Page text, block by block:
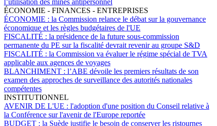
ÉCONOMIE - FINANCES - ENTREPRISES
ÉCONOMIE : la Commission relance le débat sur la gouvernance
économique et les règles budgétaires de l'UE
FISCALITÉ : la présidence de la future sous-commission
permanente du PE sur la fiscalité devrait revenir au groupe S&D
FISCALITÉ : la Commission va évaluer le régime spécial de TVA
applicable aux agences de voyages
BLANCHIMENT : l’ABE dévoile les premiers résultats de son
examen des approches de surveillance des autorités nationales
compétentes
INSTITUTIONNEL
AVENIR DE L'UE : l'adoption d'une position du Conseil relative à
la Conférence sur l'avenir de l'Europe reportée
BUDGET : la Suède justifie le besoin de conserver les ristournes